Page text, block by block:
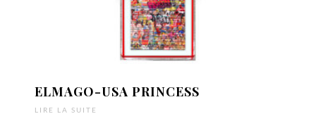
ELMAGO-USA PRINCESS
LIRE LA SUITE